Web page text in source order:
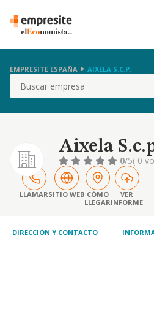
EMPRESITE ESPAÑA AIXELA S.C.P.
Buscar
Aixela
0/5( 0
LLAMARSITIO WEB CÓMO
LLEGAR
VER
INFORME
DIRECCIÓN Y CONTACTO